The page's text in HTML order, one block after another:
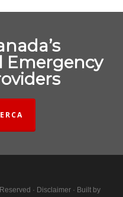
Emergency
· Disclaimer · Built by